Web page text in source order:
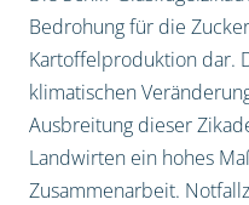
Bedrohung für die
Kartoffelproduktion dar.
klimatischen
Ausbreitung dieser
Landwirten ein hohes
Zusammenarbeit.